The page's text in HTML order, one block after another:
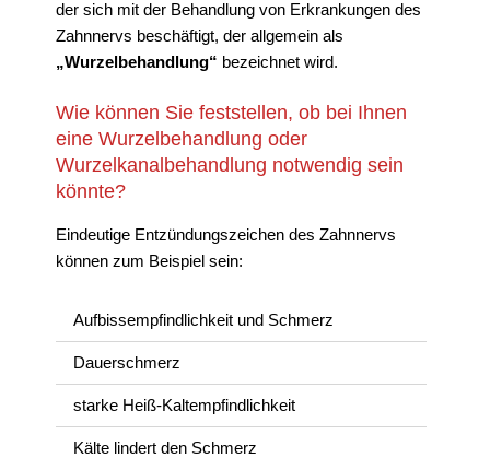
der sich mit der Behandlung von Erkrankungen des
Zahnnervs beschäftigt, der allgemein als
„Wurzelbehandlung“ bezeichnet wird.
Wie können Sie feststellen, ob bei Ihnen
eine Wurzelbehandlung oder
Wurzelkanalbehandlung notwendig sein
könnte?
Eindeutige Entzündungszeichen des Zahnnervs
können zum Beispiel sein:
Aufbissempfindlichkeit und Schmerz
Dauerschmerz
starke Heiß-Kaltempfindlichkeit
Kälte lindert den Schmerz